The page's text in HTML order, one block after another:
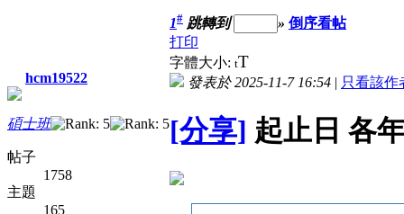
hcm19522
碩士班
帖子
1758
主題
165
1# 跳轉到 » 倒序看帖
打印
字體大小: tT
發表於 2025-11-7 16:54 | 只看該作
[分享] 起止日 各